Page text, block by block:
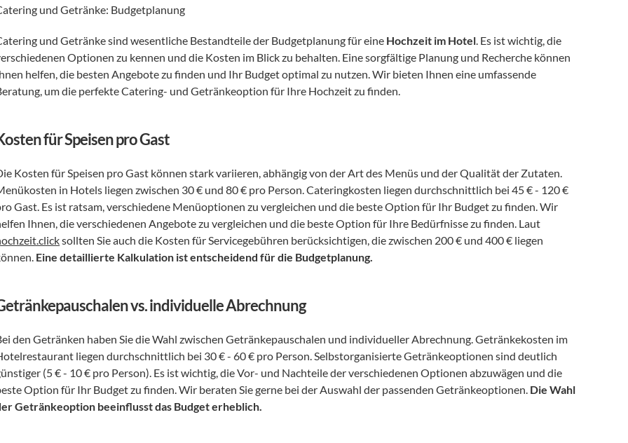
und Getränke: Budgetplanung
und Getränke sind wesentliche Bestandteile der Budgetplanung für eine Hochzeit im Hotel. Es ist wichtig, die
Optionen zu kennen und die Kosten im Blick zu behalten. Eine sorgfältige Planung und Recherche können
helfen, die besten Angebote zu finden und Ihr Budget optimal zu nutzen. Wir bieten Ihnen eine umfassende
um die perfekte Catering- und Getränkeoption für Ihre Hochzeit zu finden.
für Speisen pro Gast
Kosten für Speisen pro Gast können stark variieren, abhängig von der Art des Menüs und der Qualität der Zutaten.
in Hotels liegen zwischen 30 € und 80 € pro Person. Cateringkosten liegen durchschnittlich bei 45 € - 120 €
Gast. Es ist ratsam, verschiedene Menüoptionen zu vergleichen und die beste Option für Ihr Budget zu finden. Wir
sollten Sie auch die Kosten für Servicegebühren berücksichtigen, die zwischen 200 € und 400 € liegen
Eine detaillierte Kalkulation ist entscheidend für die Budgetplanung.
vs. individuelle Abrechnung
den Getränken haben Sie die Wahl zwischen Getränkepauschalen und individueller Abrechnung. Getränkekosten im
liegen durchschnittlich bei 30 € - 60 € pro Person. Selbstorganisierte Getränkeoptionen sind deutlich
(5 € - 10 € pro Person). Es ist wichtig, die Vor- und Nachteile der verschiedenen Optionen abzuwägen und die
Option für Ihr Budget zu finden. Wir beraten Sie gerne bei der Auswahl der passenden Getränkeoptionen. Die Wahl
Getränkeoption beeinflusst das Budget erheblich.